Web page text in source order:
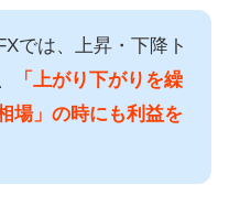
では、上昇・下降ト
「上がり下がりを繰
場」の時にも利益を